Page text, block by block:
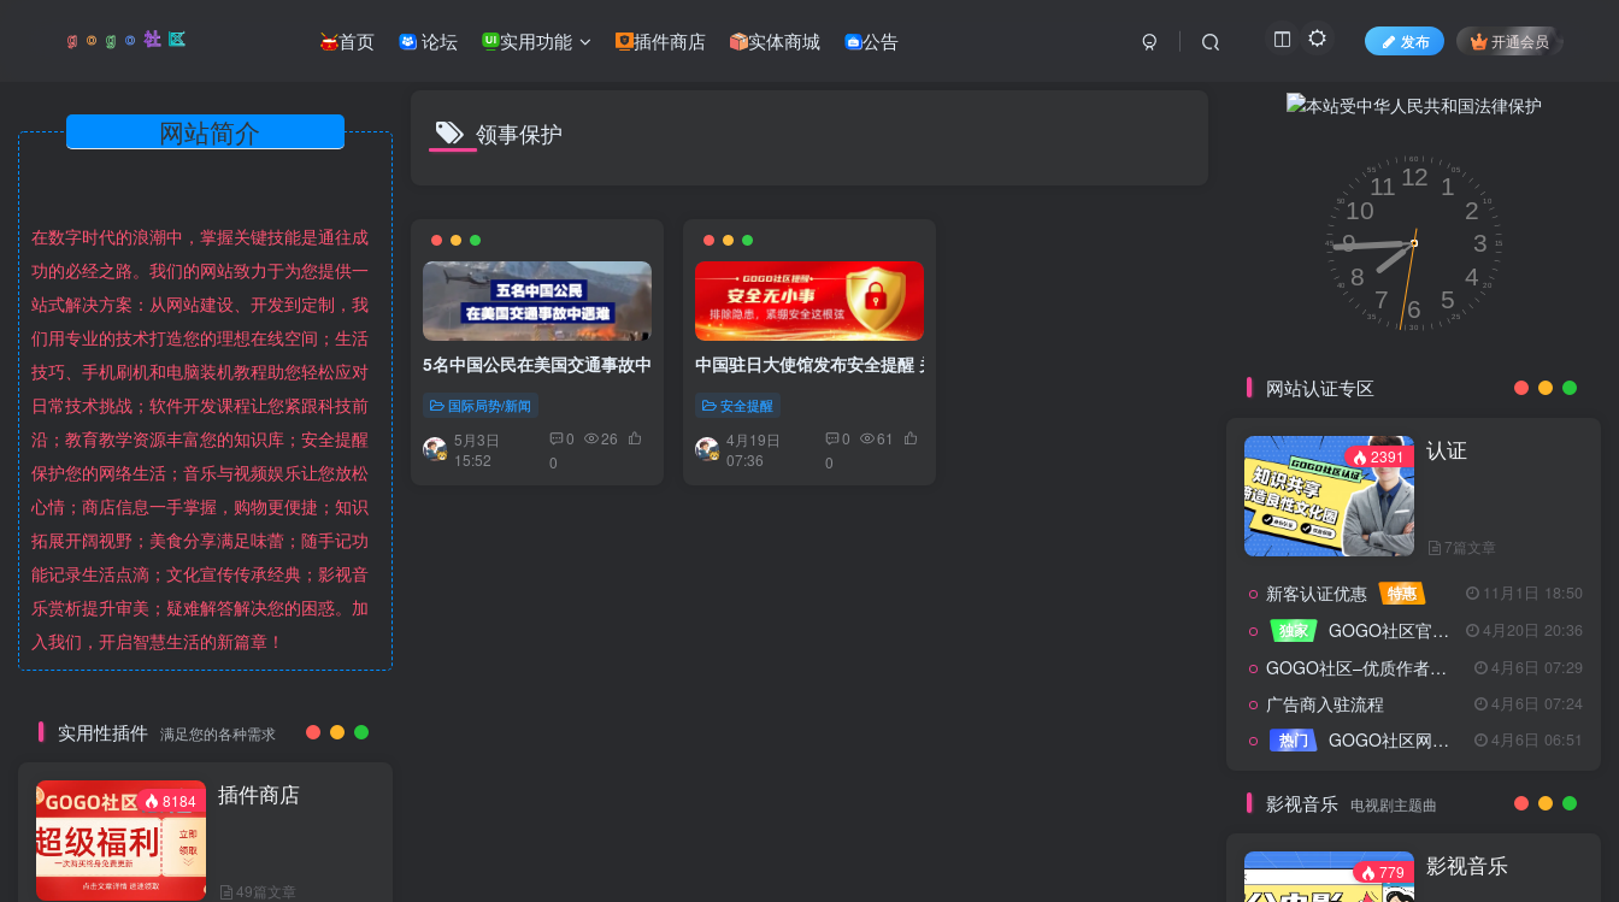
首页 论坛 实用功能 插件商店 实体商城 公告 发布 开通会员
在数字时代的浪潮中，掌握关键技能是通往成
功的必经之路。我们的网站致力于为您提供一
站式解决方案：从网站建设、开发到定制，我
们用专业的技术打造您的理想在线空间；生活
技巧、手机刷机和电脑装机教程助您轻松应对
日常技术挑战；软件开发课程让您紧跟科技前
沿；教育教学资源丰富您的知识库；安全提醒
保护您的网络生活；音乐与视频娱乐让您放松
心情；商店信息一手掌握，购物更便捷；知识
拓展开阔视野；美食分享满足味蕾；随手记功
能记录生活点滴；文化宣传传承经典；影视音
乐赏析提升审美；疑难解答解决您的困惑。加
入我们，开启智慧生活的新篇章！
实用性插件 满足您的各种需求
8184 插件商店
49篇文章
领事保护
5名中国公民在美国交通事故中遇难
国际局势/新闻
5月3日
15:52
0
26
0
中国驻日大使馆发布安全提醒 关注在日公民安全
安全提醒
4月19日
07:36
0
61
0
网站认证专区
2391 认证
7篇文章
新客认证优惠 特惠
11月1日 18:50
独家
GOGO社区官方成员认证 4月20日 20:36
GOGO社区–优质作者认证 4月6日 07:29
广告商入驻流程
4月6日 07:24
热门
GOGO社区网站搭建(自助服务) 4月6日 06:51
影视音乐 电视剧主题曲
779 影视音乐